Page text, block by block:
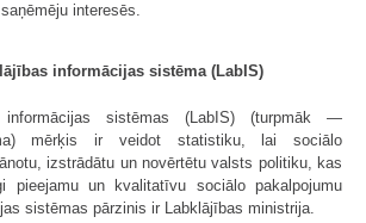
interesēs.
informācijas sistēma (LabIS)
sistēmas (LabIS) (turpmāk —
mērķis ir veidot statistiku, lai sociālo
izstrādātu un novērtētu valsts politiku, kas
pieejamu un kvalitatīvu sociālo pakalpojumu
sistēmas pārzinis ir Labklājības ministrija.